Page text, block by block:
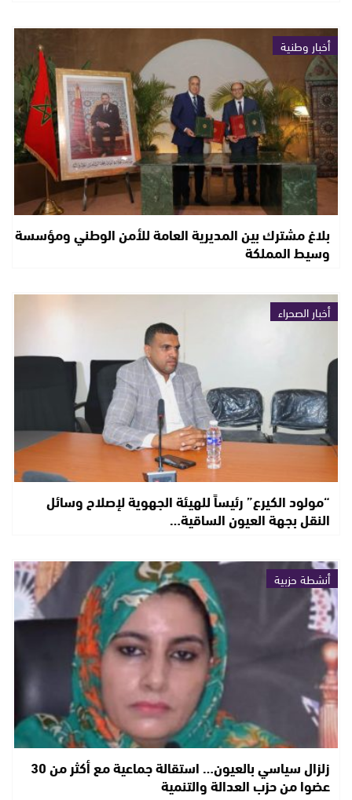
أخبار وطنية
بلاغ مشترك بين المديرية العامة للأمن الوطني ومؤسسة
وسيط المملكة
أخبار الصحراء
“مولود الكيرع” رئيساً للهيئة الجهوية لإصلاح وسائل
النقل بجهة العيون الساقية…
أنشطة حزبية
زلزال سياسي بالعيون… استقالة جماعية مع أكثر من 30
عضوا من حزب العدالة والتنمية